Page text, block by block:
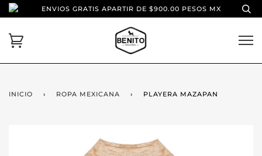
ENVIOS GRATIS APARTIR DE $900.00 PESOS MX
INICIO › ROPA MEXICANA › PLAYERA MAZAPAN